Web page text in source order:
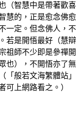
（智慧中是帶著歡喜
慧的，正是愈念佛愈
一定。但念佛人，不
若是開悟最好（慧辯
祖師不少即是參禪開
也），不開悟亦了無
「般若文海繁體站」
可上網路看之。）